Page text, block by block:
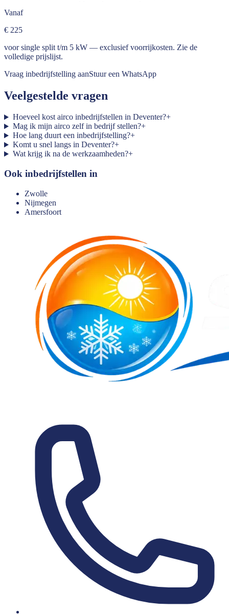
Vanaf
€ 225
voor single split t/m 5 kW — exclusief voorrijkosten. Zie de
volledige prijslijst.
Vraag inbedrijfstelling aanStuur een WhatsApp
Veelgestelde vragen
Hoeveel kost airco inbedrijfstellen in Deventer?+
Mag ik mijn airco zelf in bedrijf stellen?+
Hoe lang duurt een inbedrijfstelling?+
Komt u snel langs in Deventer?+
Wat krijg ik na de werkzaamheden?+
Ook inbedrijfstellen in
Zwolle
Nijmegen
Amersfoort